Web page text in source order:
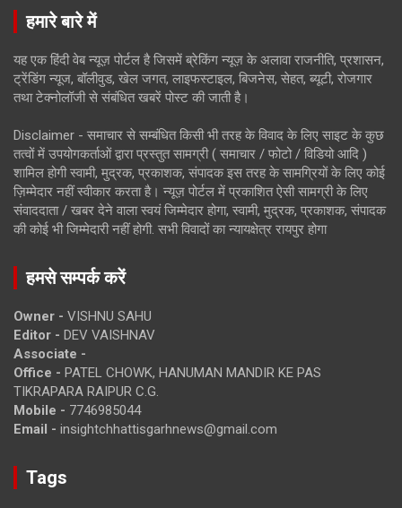
हमारे बारे में
यह एक हिंदी वेब न्यूज़ पोर्टल है जिसमें ब्रेकिंग न्यूज़ के अलावा राजनीति, प्रशासन,
ट्रेंडिंग न्यूज, बॉलीवुड, खेल जगत, लाइफस्टाइल, बिजनेस, सेहत, ब्यूटी, रोजगार
तथा टेक्नोलॉजी से संबंधित खबरें पोस्ट की जाती है।
Disclaimer - समाचार से सम्बंधित किसी भी तरह के विवाद के लिए साइट के कुछ
तत्वों में उपयोगकर्ताओं द्वारा प्रस्तुत सामग्री ( समाचार / फोटो / विडियो आदि )
शामिल होगी स्वामी, मुद्रक, प्रकाशक, संपादक इस तरह के सामग्रियों के लिए कोई
ज़िम्मेदार नहीं स्वीकार करता है। न्यूज़ पोर्टल में प्रकाशित ऐसी सामग्री के लिए
संवाददाता / खबर देने वाला स्वयं जिम्मेदार होगा, स्वामी, मुद्रक, प्रकाशक, संपादक
की कोई भी जिम्मेदारी नहीं होगी. सभी विवादों का न्यायक्षेत्र रायपुर होगा
हमसे सम्पर्क करें
Owner - VISHNU SAHU
Editor - DEV VAISHNAV
Associate -
Office - PATEL CHOWK, HANUMAN MANDIR KE PAS
TIKRAPARA RAIPUR C.G.
Mobile - 7746985044
Email - insightchhattisgarhnews@gmail.com
Tags